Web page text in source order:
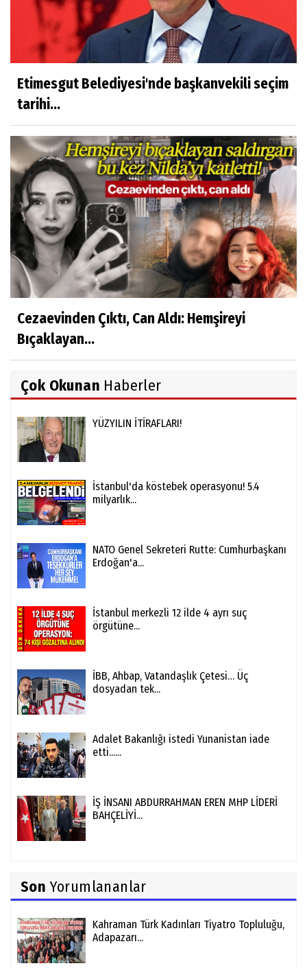
Etimesgut Belediyesi'nde başkanvekili seçim
tarihi...
Cezaevinden Çıktı, Can Aldı: Hemşireyi
Bıçaklayan...
Çok Okunan Haberler
YÜZYILIN İTİRAFLARI!
İstanbul'da köstebek operasyonu! 5.4
milyarlık...
NATO Genel Sekreteri Rutte: Cumhurbaşkanı
Erdoğan'a...
İstanbul merkezli 12 ilde 4 ayrı suç
örgütüne...
İBB, Ahbap, Vatandaşlık Çetesi… Üç
dosyadan tek...
Adalet Bakanlığı istedi Yunanistan iade
etti......
İŞ İNSANI ABDURRAHMAN EREN MHP LİDERİ
BAHÇELİYİ...
Son Yorumlananlar
Kahraman Türk Kadınları Tiyatro Topluluğu,
Adapazarı...